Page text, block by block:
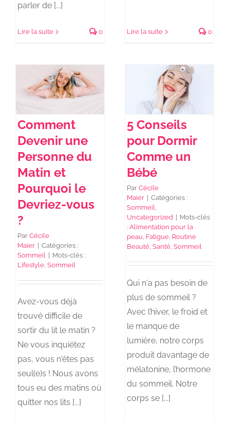
parler de [...]
Lire la suite 0 Lire la suite 0
Comment
Devenir une
Personne du
Matin et
Pourquoi le
Devriez-vous
?
ParCécile
Maier
Catégories :
Sommeil
Mots-clés :
Lifestyle ,Sommeil
Avez-vous déjà
trouvé difficile de
sortir du lit le matin ?
Ne vous inquiétez
pas, vous n'êtes pas
seul(e)s ! Nous avons
tous eu des matins où
quitter nos lits [...]
5 Conseils
pour Dormir
Comme un
Bébé
ParCécile
Maier
Catégories :
Sommeil
Uncategorized
Mots-clés
:Alimentation pour la
peau Fatigue Routine
Beauté ,Santé ,Sommeil
Qui n'a pas besoin de
plus de sommeil ?
Avec l’hiver, le froid et
le manque de
lumière, notre corps
produit davantage de
mélatonine, l’hormone
du sommeil. Notre
corps se [...]